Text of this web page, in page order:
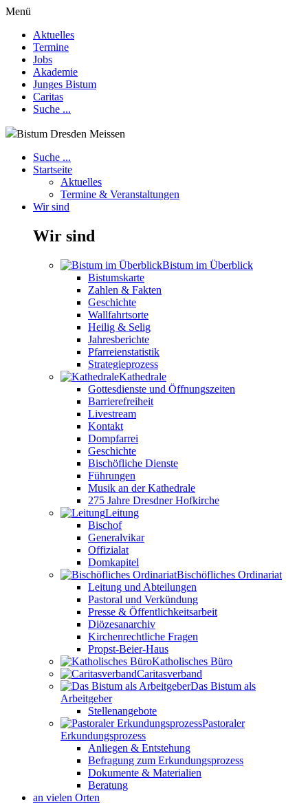
Menü
Aktuelles
Termine
Jobs
Akademie
Junges Bistum
Caritas
Suche ...
Bistum Dresden Meissen
Suche ...
Startseite
Aktuelles
Termine & Veranstaltungen
Wir sind
Wir sind
Bistum im Überblick
Bistumskarte
Zahlen & Fakten
Geschichte
Wallfahrtsorte
Heilig & Selig
Jahresberichte
Pfarreienstatistik
Strategieprozess
Kathedrale
Gottesdienste und Öffnungszeiten
Barrierefreiheit
Livestream
Kontakt
Dompfarrei
Geschichte
Bischöfliche Dienste
Führungen
Musik an der Kathedrale
275 Jahre Dresdner Hofkirche
Leitung
Bischof
Generalvikar
Offizialat
Domkapitel
Bischöfliches Ordinariat
Leitung und Abteilungen
Pastoral und Verkündung
Presse & Öffentlichkeitsarbeit
Diözesanarchiv
Kirchenrechtliche Fragen
Propst-Beier-Haus
Katholisches Büro
Caritasverband
Das Bistum als
Arbeitgeber
Stellenangebote
Pastoraler
Erkundungsprozess
Anliegen & Entstehung
Befragung zum Erkundungsprozess
Dokumente & Materialien
Beratung
an vielen Orten